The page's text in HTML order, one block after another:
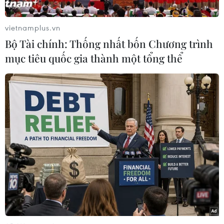
#Infographics
Theo dõi VietnamPlus
TIN LIÊN QUAN
vietnamplus.vn
Bộ Tài chính: Thống nhất bốn Chương trình
mục tiêu quốc gia thành một tổng thể